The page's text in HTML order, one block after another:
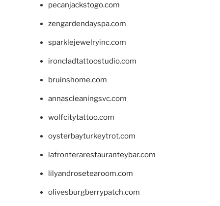
pecanjackstogo.com
zengardendayspa.com
sparklejewelryinc.com
ironcladtattoostudio.com
bruinshome.com
annascleaningsvc.com
wolfcitytattoo.com
oysterbayturkeytrot.com
lafronterarestauranteybar.com
lilyandrosetearoom.com
olivesburgberrypatch.com